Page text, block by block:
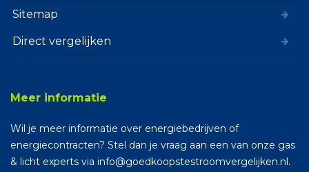
Sitemap
Direct vergelijken
Meer informatie
Wil je meer informatie over energiebedrijven of
energiecontracten? Stel dan je vraag aan een van onze gas
& licht experts via info@goedkoopstestroomvergelijken.nl.